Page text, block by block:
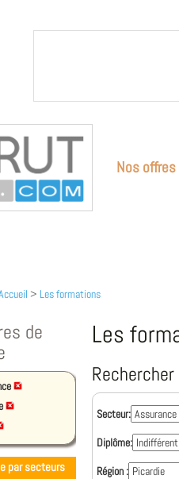
Nos offres
> Les formations
de
par secteurs
Les
Secteur:
Diplôme:
Région :